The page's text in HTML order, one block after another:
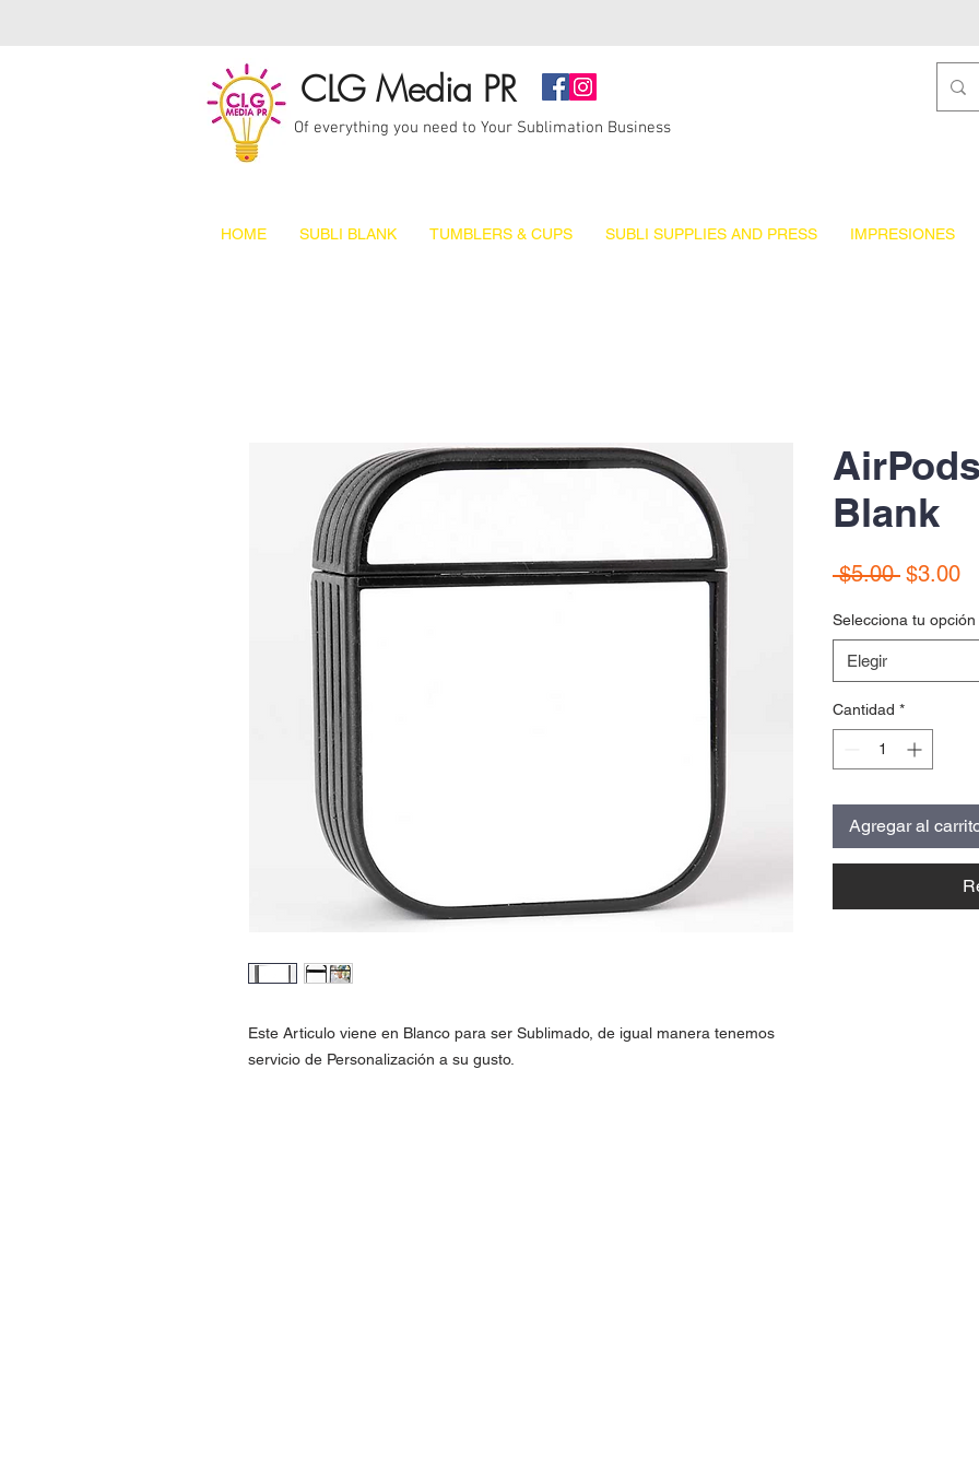
CLG Media PR
Of everything you need to Your Sublimation Business
HOME SUBLI BLANK TUMBLERS & CUPS SUBLI SUPPLIES AND PRESS IMPRESIONES
Este Articulo viene en Blanco para ser Sublimado, de igual manera tenemos
servicio de Personalización a su gusto.
Blank
$5.00 Precio
$3.00
Selecciona tu opción
Elegir
Cantidad *
Agregar al